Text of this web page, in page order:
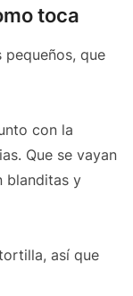
toca
que
con la
Que se vayan
blanditas y
así que